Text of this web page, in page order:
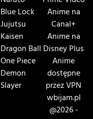
Blue Lock
Jujutsu
Kaisen
Dragon Ball
One Piece
Demon
Slayer
Anime na
Canal+
Anime na
Disney Plus
Anime
dostępne
przez VPN
wbijam.pl
@2026 -